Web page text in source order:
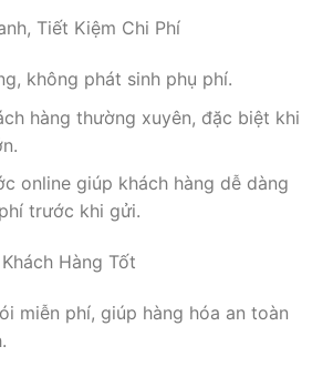
Tiết Kiệm Chi Phí
không phát sinh phụ phí.
hàng thường xuyên, đặc biệt khi
online giúp khách hàng dễ dàng
trước khi gửi.
Hàng Tốt
miễn phí, giúp hàng hóa an toàn